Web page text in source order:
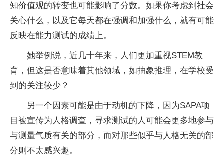
知价值观的转变也可能影响了分数。如果你考虑到社会
关心什么，以及它每天都在强调和加强什么，就有可能
反映在能力测试的成绩上。
她举例说，近几十年来，人们更加重视STEM教
育，但这是否意味着其他领域，如抽象推理，在学校受
到的关注较少？
另一个因素可能是由于动机的下降，因为SAPA项
目被宣传为人格调查，寻求测试的人可能会更多地参与
与测量气质有关的部分，而对那些似乎与人格无关的部
分则不太感兴趣。